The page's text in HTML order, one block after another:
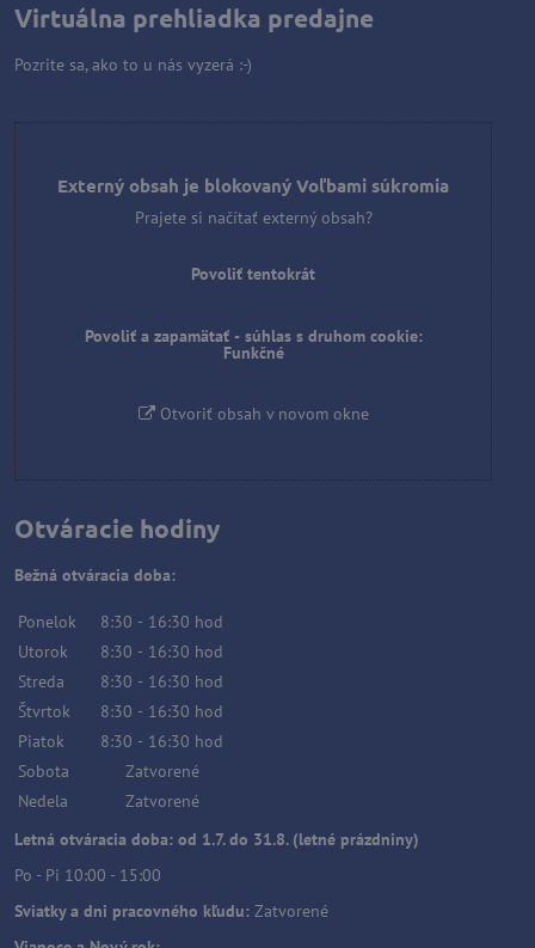
Virtuálna prehliadka predajne
Pozrite sa, ako to u nás vyzerá :-)
Externý obsah je blokovaný Voľbami súkromia
Prajete si načítať externý obsah?
Povoliť tentokrát
Povoliť a zapamätať - súhlas s druhom cookie:
Funkčné
Otvoriť obsah v novom okne
Otváracie hodiny
Bežná otváracia doba:
Ponelok 8:30 - 16:30 hod
Utorok
8:30 - 16:30 hod
Streda
8:30 - 16:30 hod
Štvrtok
8:30 - 16:30 hod
Piatok
8:30 - 16:30 hod
Sobota
Zatvorené
Nedela
Zatvorené
Letná otváracia doba: od 1.7. do 31.8. (letné prázdniny)
Po - Pi 10:00 - 15:00
Sviatky a dni pracovného kľudu: Zatvorené